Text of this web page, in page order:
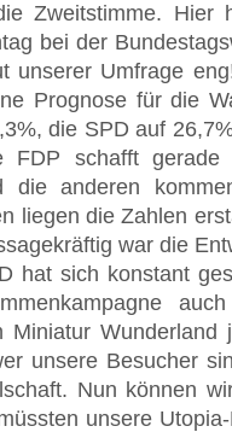
Zweitstimme. Hier
bei der
unserer Umfrage
Prognose für die
die SPD auf
FDP schafft
die anderen
liegen die Zahlen
war die
hat sich konstant
Miniatur
unsere Besucher
Nun können
unsere